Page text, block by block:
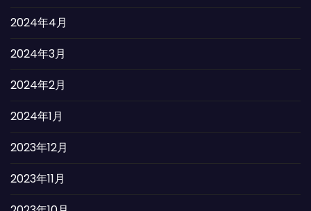
2024年4月
2024年3月
2024年2月
2024年1月
2023年12月
2023年11月